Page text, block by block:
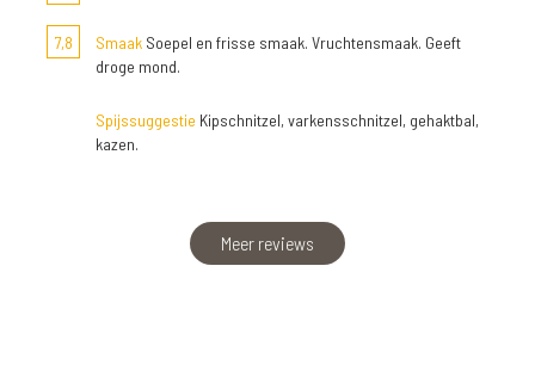
7,8 Smaak Soepel en frisse smaak. Vruchtensmaak. Geeft
droge mond.
Spijssuggestie Kipschnitzel, varkensschnitzel, gehaktbal,
kazen.
Meer reviews